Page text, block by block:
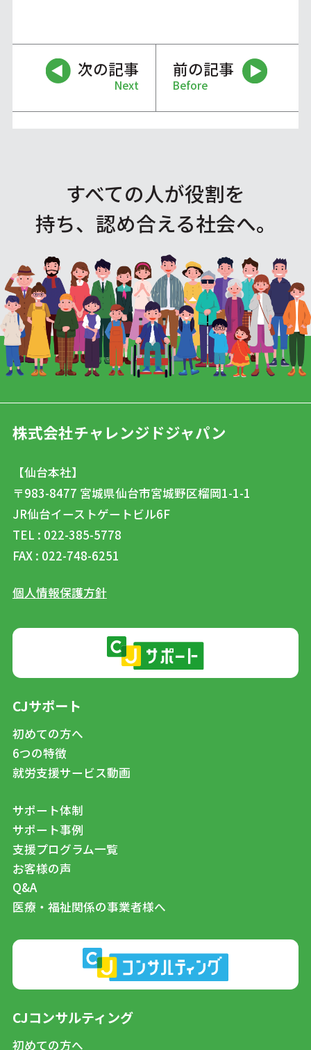
次の記事
Next
前の記事
Before
すべての人が役割を
持ち、認め合える社会へ。
株式会社チャレンジドジャパン
【仙台本社】
〒983-8477 宮城県仙台市宮城野区榴岡1-1-1
JR仙台イーストゲートビル6F
TEL : 022-385-5778
FAX : 022-748-6251
個人情報保護方針
CJサポート
初めての方へ
6つの特徴
就労支援サービス動画
サポート体制
サポート事例
支援プログラム一覧
お客様の声
Q&A
医療・福祉関係の事業者様へ
CJコンサルティング
初めての方へ